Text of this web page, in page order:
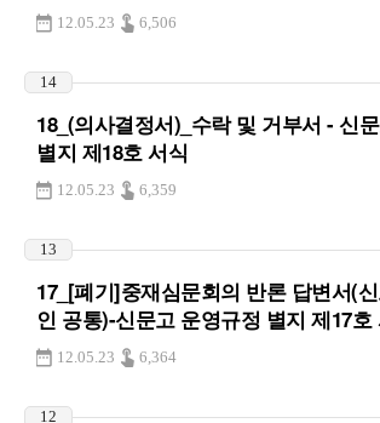
12.05.23 6,506
14
18_(의사결정서)_수락 및 거부서 - 신
별지 제18호 서식
12.05.23 6,359
13
17_[폐기]중재심문회의 반론 답변서(
인 공통)-신문고 운영규정 별지 제17호
12.05.23 6,364
12